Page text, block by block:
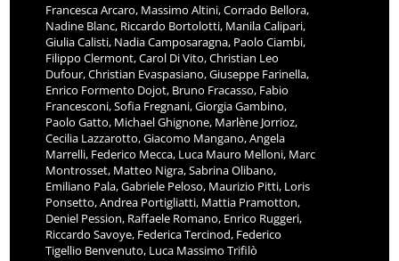
Francesca Arcaro, Massimo Altini, Corrado Bellora,
Nadine Blanc, Riccardo Bortolotti, Manila Calipari,
Giulia Calisti, Nadia Camposaragna, Paolo Ciambi,
Filippo Clermont, Carol Di Vito, Christian Leo
Dufour, Christian Evaspasiano, Giuseppe Farinella,
Enrico Formento Dojot, Bruno Fracasso, Fabio
Francesconi, Sofia Fregnani, Giorgia Gambino,
Paolo Gatto, Michael Ghignone, Marlène Jorrioz,
Cecilia Lazzarotto, Giacomo Mangano, Angela
Marrelli, Federico Mecca, Luca Mauro Melloni, Marc
Montrosset, Matteo Nigra, Sabrina Olibano,
Emiliano Pala, Gabriele Peloso, Maurizio Pitti, Loris
Ponsetto, Andrea Portigliatti, Mattia Pramotton,
Deniel Pession, Raffaele Romano, Enrico Ruggeri,
Riccardo Savoye, Federica Tercinod, Federico
Tigellio Benvenuto, Luca Massimo Trifilò